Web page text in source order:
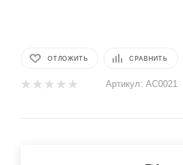
ОТЛОЖИТЬ СРАВНИТЬ
Артикул: AC0021